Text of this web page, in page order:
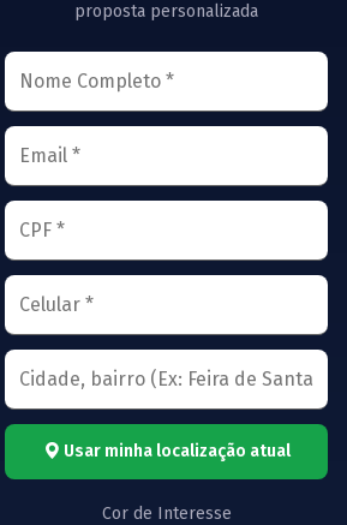
proposta personalizada
Usar minha localização atual
Cor de Interesse